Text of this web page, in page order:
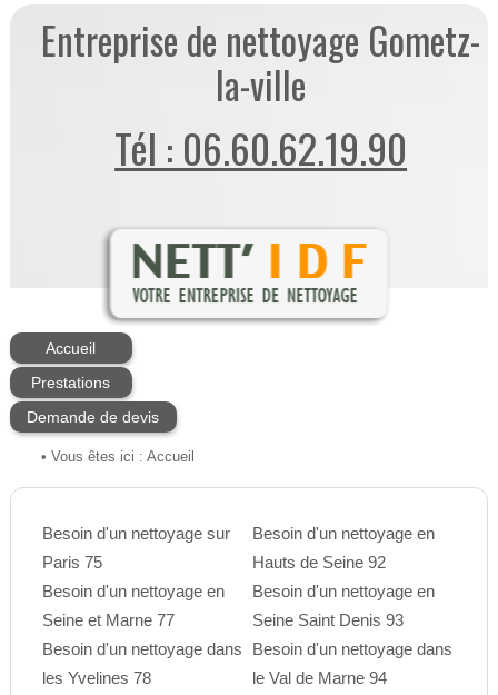
Entreprise de nettoyage Gometz-
la-ville
Tél : 06.60.62.19.90
Accueil
Prestations
Demande de devis
• Vous êtes ici : Accueil
Besoin d'un nettoyage sur
Paris 75
Besoin d'un nettoyage en
Seine et Marne 77
Besoin d'un nettoyage dans
les Yvelines 78
Besoin d'un nettoyage en
Hauts de Seine 92
Besoin d'un nettoyage en
Seine Saint Denis 93
Besoin d'un nettoyage dans
le Val de Marne 94